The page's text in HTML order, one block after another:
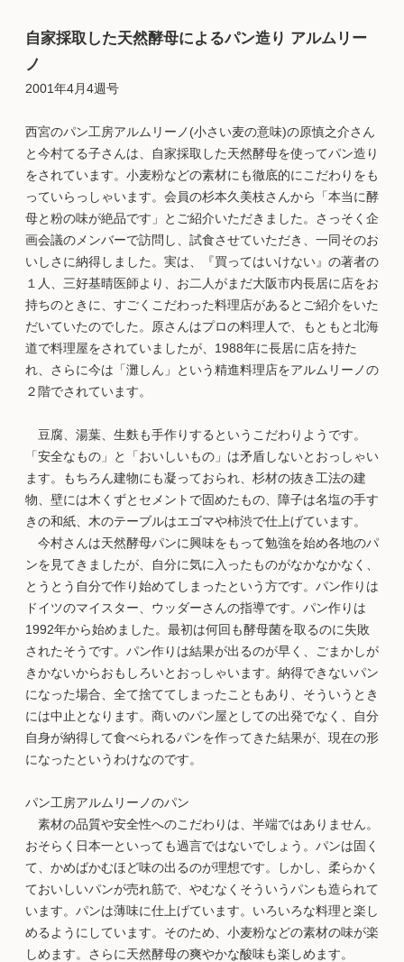
自家採取した天然酵母によるパン造り アルムリー
ノ
2001年4月4週号
西宮のパン工房アルムリーノ(小さい麦の意味)の原慎之介さん
と今村てる子さんは、自家採取した天然酵母を使ってパン造り
をされています。小麦粉などの素材にも徹底的にこだわりをも
っていらっしゃいます。会員の杉本久美枝さんから「本当に酵
母と粉の味が絶品です」とご紹介いただきました。さっそく企
画会議のメンバーで訪問し、試食させていただき、一同そのお
いしさに納得しました。実は、『買ってはいけない』の著者の
１人、三好基晴医師より、お二人がまだ大阪市内長居に店をお
持ちのときに、すごくこだわった料理店があるとご紹介をいた
だいていたのでした。原さんはプロの料理人で、もともと北海
道で料理屋をされていましたが、1988年に長居に店を持た
れ、さらに今は「灘しん」という精進料理店をアルムリーノの
２階でされています。
豆腐、湯葉、生麩も手作りするというこだわりようです。
「安全なもの」と「おいしいもの」は矛盾しないとおっしゃい
ます。もちろん建物にも凝っておられ、杉材の抜き工法の建
物、壁には木くずとセメントで固めたもの、障子は名塩の手す
きの和紙、木のテーブルはエゴマや柿渋で仕上げています。
今村さんは天然酵母パンに興味をもって勉強を始め各地のパ
ンを見てきましたが、自分に気に入ったものがなかなかなく、
とうとう自分で作り始めてしまったという方です。パン作りは
ドイツのマイスター、ウッダーさんの指導です。パン作りは
1992年から始めました。最初は何回も酵母菌を取るのに失敗
されたそうです。パン作りは結果が出るのが早く、ごまかしが
きかないからおもしろいとおっしゃいます。納得できないパン
になった場合、全て捨ててしまったこともあり、そういうとき
には中止となります。商いのパン屋としての出発でなく、自分
自身が納得して食べられるパンを作ってきた結果が、現在の形
になったというわけなのです。
パン工房アルムリーノのパン
素材の品質や安全性へのこだわりは、半端ではありません。
おそらく日本一といっても過言ではないでしょう。パンは固く
て、かめばかむほど味の出るのが理想です。しかし、柔らかく
ておいしいパンが売れ筋で、やむなくそういうパンも造られて
います。パンは薄味に仕上げています。いろいろな料理と楽し
めるようにしています。そのため、小麦粉などの素材の味が楽
しめます。さらに天然酵母の爽やかな酸味も楽しめます。